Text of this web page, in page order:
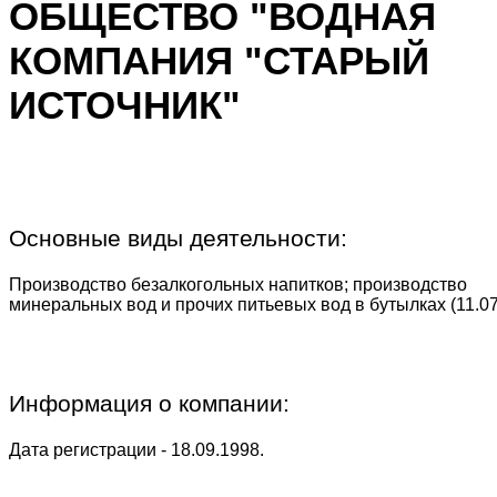
ОБЩЕСТВО "ВОДНАЯ
КОМПАНИЯ "СТАРЫЙ
ИСТОЧНИК"
Основные виды деятельности:
Производство безалкогольных напитков; производство
минеральных вод и прочих питьевых вод в бутылках
Информация о компании:
Дата регистрации - 18.09.1998.